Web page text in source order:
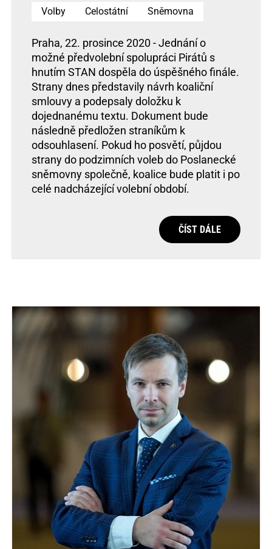
Volby Celostátní Sněmovna
Praha, 22. prosince 2020 - Jednání o
možné předvolební spolupráci Pirátů s
hnutím STAN dospěla do úspěšného finále.
Strany dnes představily návrh koaliční
smlouvy a podepsaly doložku k
dojednanému textu. Dokument bude
následně předložen straníkům k
odsouhlasení. Pokud ho posvětí, půjdou
strany do podzimních voleb do Poslanecké
sněmovny společně, koalice bude platit i po
celé nadcházející volební období.
ČÍST DÁLE